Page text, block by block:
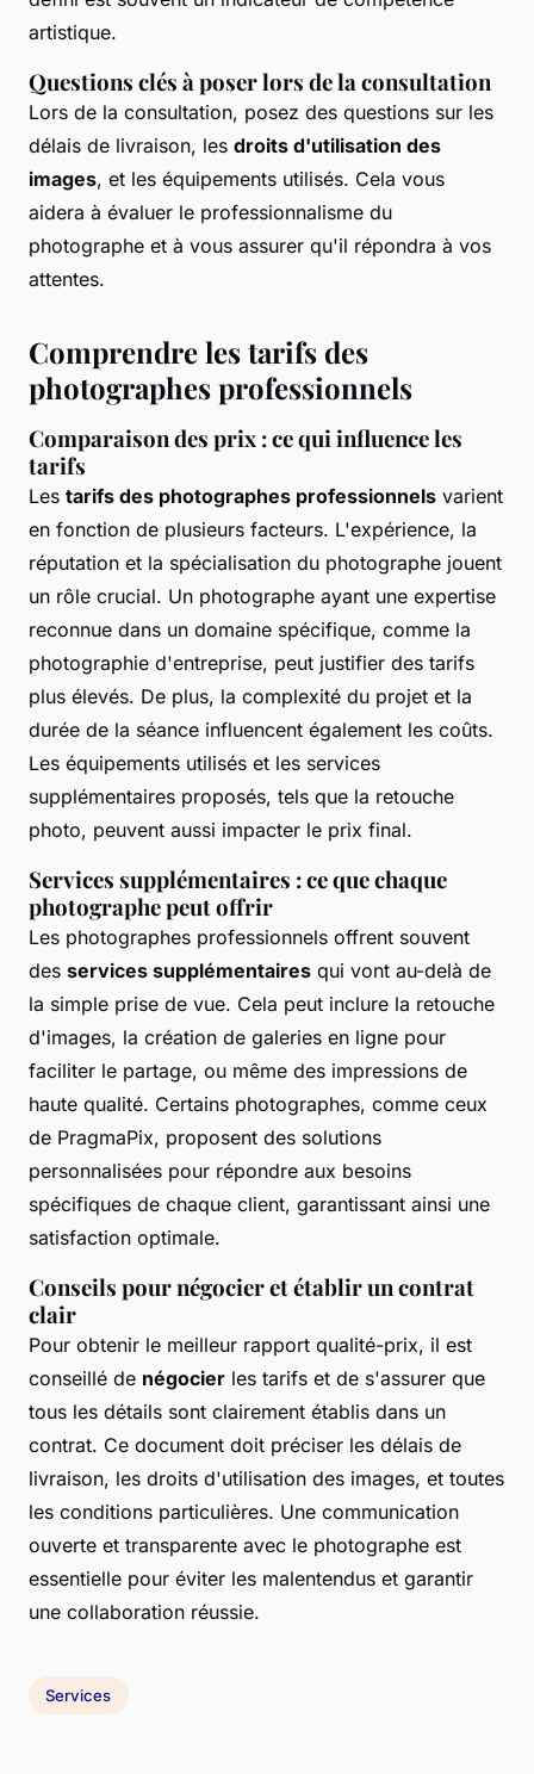
artistique.
Questions clés à poser lors de la consultation
Lors de la consultation, posez des questions sur les
délais de livraison, les droits d'utilisation des
images, et les équipements utilisés. Cela vous
aidera à évaluer le professionnalisme du
photographe et à vous assurer qu'il répondra à vos
attentes.
Comprendre les tarifs des
photographes professionnels
Comparaison des prix : ce qui influence les
tarifs
Les tarifs des photographes professionnels varient
en fonction de plusieurs facteurs. L'expérience, la
réputation et la spécialisation du photographe jouent
un rôle crucial. Un photographe ayant une expertise
reconnue dans un domaine spécifique, comme la
photographie d'entreprise, peut justifier des tarifs
plus élevés. De plus, la complexité du projet et la
durée de la séance influencent également les coûts.
Les équipements utilisés et les services
supplémentaires proposés, tels que la retouche
photo, peuvent aussi impacter le prix final.
Services supplémentaires : ce que chaque
photographe peut offrir
Les photographes professionnels offrent souvent
des services supplémentaires qui vont au-delà de
la simple prise de vue. Cela peut inclure la retouche
d'images, la création de galeries en ligne pour
faciliter le partage, ou même des impressions de
haute qualité. Certains photographes, comme ceux
de PragmaPix, proposent des solutions
personnalisées pour répondre aux besoins
spécifiques de chaque client, garantissant ainsi une
satisfaction optimale.
Conseils pour négocier et établir un contrat
clair
Pour obtenir le meilleur rapport qualité-prix, il est
conseillé de négocier les tarifs et de s'assurer que
tous les détails sont clairement établis dans un
contrat. Ce document doit préciser les délais de
livraison, les droits d'utilisation des images, et toutes
les conditions particulières. Une communication
ouverte et transparente avec le photographe est
essentielle pour éviter les malentendus et garantir
une collaboration réussie.
Services